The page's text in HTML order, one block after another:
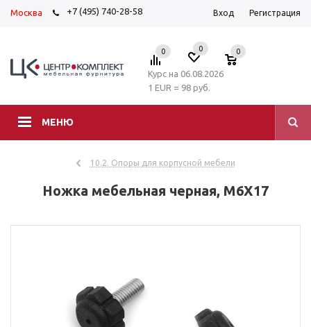
Москва +7 (495) 740-28-58 Вход Регистрация
МЕНЮ
0 0 0
Курс на 06.08.2026
1 EUR = 98 руб.
10.2. Опоры для корпусной мебели
Ножка мебельная черная, М6Х17